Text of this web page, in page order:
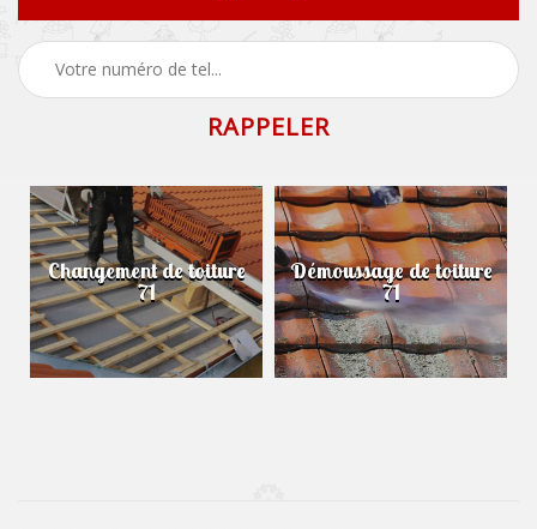
Changement de toiture
71
Démoussage de toiture
71